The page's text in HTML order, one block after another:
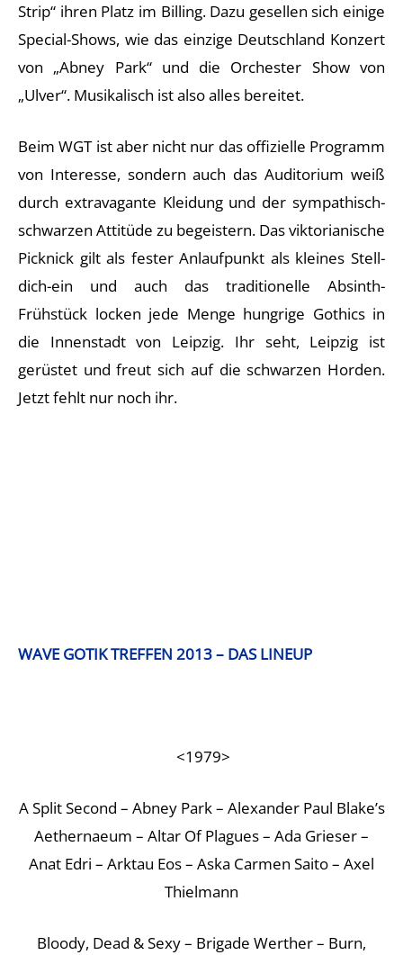
Strip“ ihren Platz im Billing. Dazu gesellen sich einige
Special-Shows, wie das einzige Deutschland Konzert
von „Abney Park“ und die Orchester Show von
„Ulver“. Musikalisch ist also alles bereitet.
Beim WGT ist aber nicht nur das offizielle Programm
von Interesse, sondern auch das Auditorium weiß
durch extravagante Kleidung und der sympathisch-
schwarzen Attitüde zu begeistern. Das viktorianische
Picknick gilt als fester Anlaufpunkt als kleines Stell-
dich-ein und auch das traditionelle Absinth-
Frühstück locken jede Menge hungrige Gothics in
die Innenstadt von Leipzig. Ihr seht, Leipzig ist
gerüstet und freut sich auf die schwarzen Horden.
Jetzt fehlt nur noch ihr.
WAVE GOTIK TREFFEN 2013 – DAS LINEUP
<1979>
A Split Second – Abney Park – Alexander Paul Blake’s
Aethernaeum – Altar Of Plagues – Ada Grieser –
Anat Edri – Arktau Eos – Aska Carmen Saito – Axel
Thielmann
Bloody, Dead & Sexy – Brigade Werther – Burn,